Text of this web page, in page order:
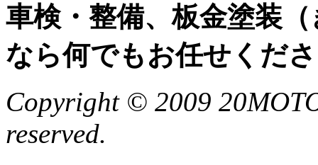
車検・整備、板金塗装
なら何でもお任せくだ
Copyright © 2009
reserved.